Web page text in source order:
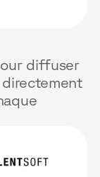
diffuser